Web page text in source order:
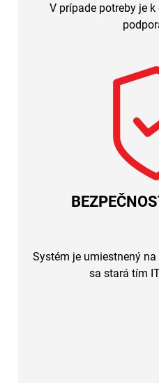
V prípade potreby je
Systém je umiestnený
sa stará tím